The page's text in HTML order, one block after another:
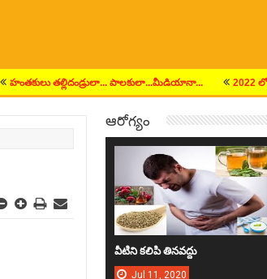
తల్లిదండ్రులా... పాలకులా...మీడియానా... 2022 లో
ఆరోగ్యం
వీటిని క‌లిపి తిన‌వ‌ద్దు
Jul 11, 2020